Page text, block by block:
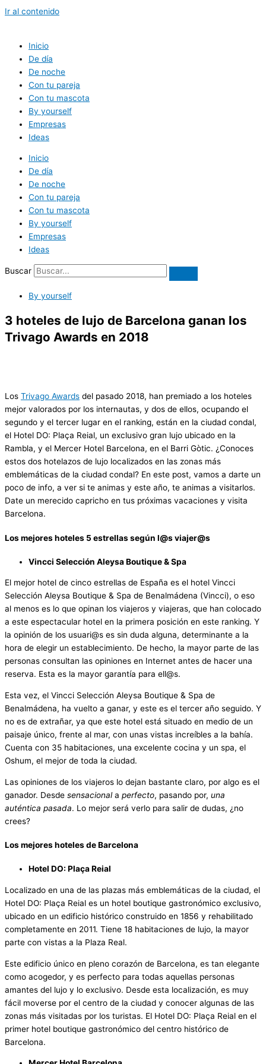
Ir al contenido
Inicio
De día
De noche
Con tu pareja
Con tu mascota
By yourself
Empresas
Ideas
Inicio
De día
De noche
Con tu pareja
Con tu mascota
By yourself
Empresas
Ideas
Buscar
By yourself
3 hoteles de lujo de Barcelona ganan los
Trivago Awards en 2018
Los Trivago Awards del pasado 2018, han premiado a los hoteles
mejor valorados por los internautas, y dos de ellos, ocupando el
segundo y el tercer lugar en el ranking, están en la ciudad condal,
el Hotel DO: Plaça Reial, un exclusivo gran lujo ubicado en la
Rambla, y el Mercer Hotel Barcelona, en el Barri Gòtic. ¿Conoces
estos dos hotelazos de lujo localizados en las zonas más
emblemáticas de la ciudad condal? En este post, vamos a darte un
poco de info, a ver si te animas y este año, te animas a visitarlos.
Date un merecido capricho en tus próximas vacaciones y visita
Barcelona.
Los mejores hoteles 5 estrellas según l@s viajer@s
Vincci Selección Aleysa Boutique & Spa
El mejor hotel de cinco estrellas de España es el hotel Vincci
Selección Aleysa Boutique & Spa de Benalmádena (Vincci), o eso
al menos es lo que opinan los viajeros y viajeras, que han colocado
a este espectacular hotel en la primera posición en este ranking. Y
la opinión de los usuari@s es sin duda alguna, determinante a la
hora de elegir un establecimiento. De hecho, la mayor parte de las
personas consultan las opiniones en Internet antes de hacer una
reserva. Esta es la mayor garantía para ell@s.
Esta vez, el Vincci Selección Aleysa Boutique & Spa de
Benalmádena, ha vuelto a ganar, y este es el tercer año seguido. Y
no es de extrañar, ya que este hotel está situado en medio de un
paisaje único, frente al mar, con unas vistas increíbles a la bahía.
Cuenta con 35 habitaciones, una excelente cocina y un spa, el
Oshum, el mejor de toda la ciudad.
Las opiniones de los viajeros lo dejan bastante claro, por algo es el
ganador. Desde sensacionala perfecto, pasando por, una
auténtica pasada. Lo mejor será verlo para salir de dudas, ¿no
crees?
Los mejores hoteles de Barcelona
Hotel DO: Plaça Reial
Localizado en una de las plazas más emblemáticas de la ciudad, el
Hotel DO: Plaça Reial es un hotel boutique gastronómico exclusivo,
ubicado en un edificio histórico construido en 1856 y rehabilitado
completamente en 2011. Tiene 18 habitaciones de lujo, la mayor
parte con vistas a la Plaza Real.
Este edificio único en pleno corazón de Barcelona, es tan elegante
como acogedor, y es perfecto para todas aquellas personas
amantes del lujo y lo exclusivo. Desde esta localización, es muy
fácil moverse por el centro de la ciudad y conocer algunas de las
zonas más visitadas por los turistas. El Hotel DO: Plaça Reial en el
primer hotel boutique gastronómico del centro histórico de
Barcelona.